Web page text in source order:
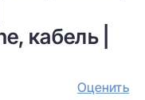
кабель |
Оценить